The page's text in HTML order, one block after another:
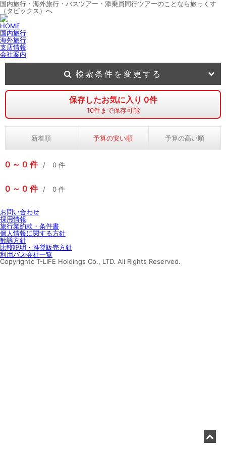
国内旅行・海外旅行・バスツアー・添乗員同行ツアーのことなら旅っくす
（タビックス）へ
HOME
国内旅行
海外旅行
支店情報
会社案内
保存したお気に入り 0件
10件まで保存可能
新着順 予算の安い順 予算の高い順
0 0 件 0 件
0 0 件 0 件
検索条件を変更する
お問い合わせ
採用情報
旅行業約款・条件書
個人情報に関する方針
勧誘方針
比較説明・推奨販売方針
利用バス会社一覧
Copyrightc T-LIFE Holdings Co., LTD. All Rights Reserved.